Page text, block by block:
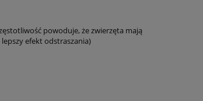
powoduje, że zwierzęta mają
efekt odstraszania)